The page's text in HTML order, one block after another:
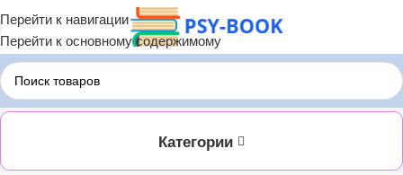
Перейти к навигации
Перейти к основному содержимому
Главная ЛИТРЕС Карл Ланц
Категории